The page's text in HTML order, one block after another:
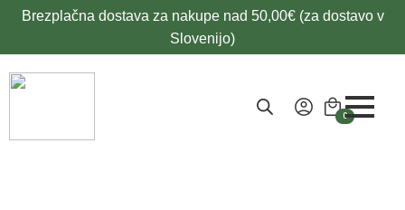
Brezplačna dostava za nakupe nad 50,00€ (za dostavo v
Slovenijo)
0